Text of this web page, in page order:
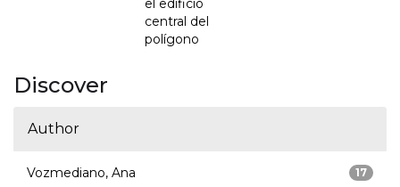
el edificio
central del
polígono
Discover
Author
17
Vozmediano, Ana